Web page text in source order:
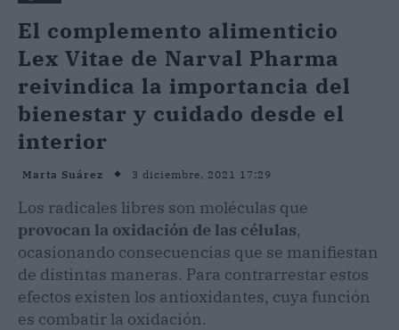
El complemento alimenticio
Lex Vitae de Narval Pharma
reivindica la importancia del
bienestar y cuidado desde el
interior
Marta Suárez 3 diciembre, 2021 17:29
Los radicales libres son moléculas que
provocan la oxidación de las células,
ocasionando consecuencias que se manifiestan
de distintas maneras. Para contrarrestar estos
efectos existen los antioxidantes, cuya función
es combatir la oxidación.